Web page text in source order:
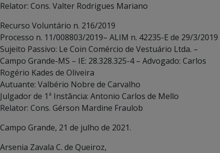
Relator: Cons. Valter Rodrigues Mariano
Recurso Voluntário n. 216/2019
Processo n. 11/008803/2019– ALIM n. 42235-E de 29/3/2019
Sujeito Passivo: Le Coin Comércio de Vestuário Ltda. –
Campo Grande-MS – IE: 28.328.325-4 – Advogado: Carlos
Rogério Kades de Oliveira
Autuante: Valbério Nobre de Carvalho
Julgador de 1ª Instância: Antonio Carlos de Mello
Relator: Cons. Gérson Mardine Fraulob
Campo Grande, 21 de julho de 2021.
Arsenia Zavala C. de Queiroz,